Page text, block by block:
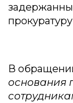
В
основания